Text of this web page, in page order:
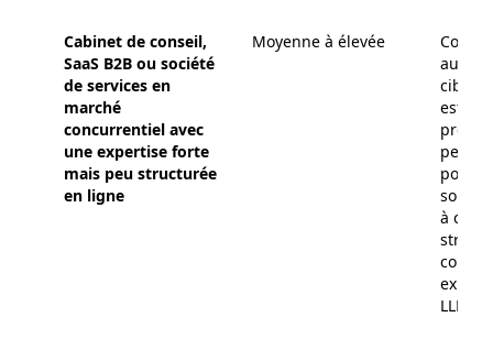
Cabinet de conseil,
SaaS B2B ou société
de servicesen
marché
concurrentiel avec
une expertise forte
mais peu structurée
en ligne
Moyenne à élevée
audit
ciblé.
est
peut
à
LLM.